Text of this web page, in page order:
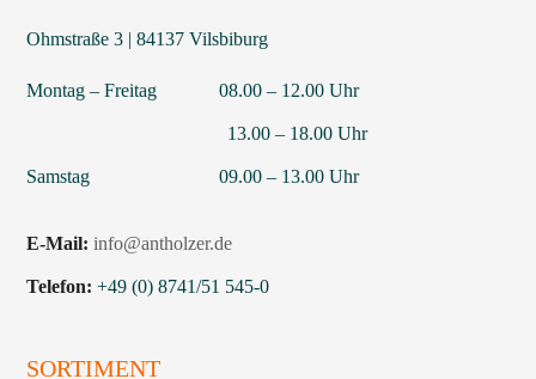
Ohmstraße 3 | 84137 Vilsbiburg
Montag – Freitag 08.00 – 12.00 Uhr
13.00 – 18.00 Uhr
Samstag 09.00 – 13.00 Uhr
E-Mail: info@antholzer.de
Telefon: +49 (0) 8741/51 545-0
SORTIMENT